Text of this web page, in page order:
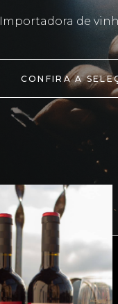
Importadora de
CONFIRA A